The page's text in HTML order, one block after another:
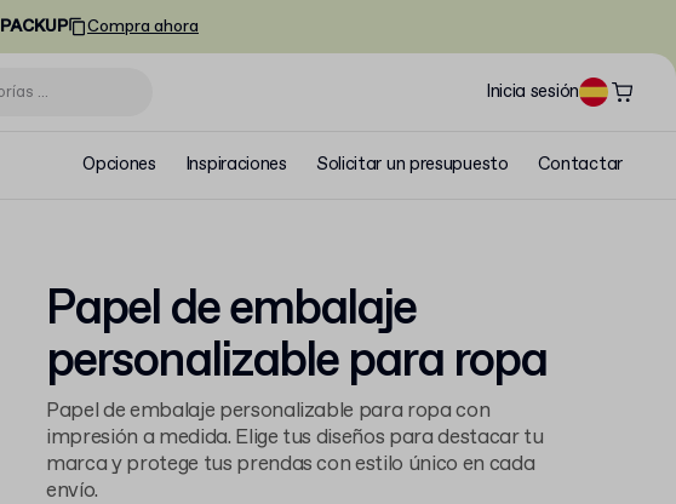
PACKUP Compra ahora
Inicia sesión
Opciones Inspiraciones Solicitar un presupuesto Contactar
Papel de embalaje
personalizable para ropa
Papel de embalaje personalizable para ropa con
impresión a medida. Elige tus diseños para destacar tu
marca y protege tus prendas con estilo único en cada
envío.